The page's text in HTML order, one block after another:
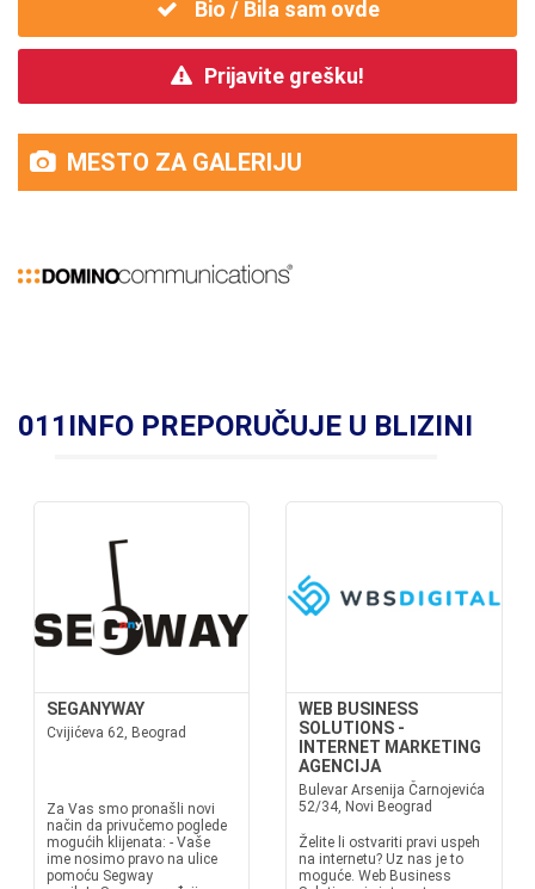
Bio / Bila sam ovde
Prijavite grešku!
MESTO ZA GALERIJU
011INFO PREPORUČUJE U BLIZINI
SEGANYWAY
Cvijićeva 62, Beograd
Za Vas smo pronašli novi
način da privučemo poglede
mogućih klijenata: - Vaše
ime nosimo pravo na ulice
pomoću Segway
WEB BUSINESS
SOLUTIONS -
INTERNET MARKETING
AGENCIJA
Bulevar Arsenija Čarnojevića
52/34, Novi Beograd
Želite li ostvariti pravi uspeh
na internetu? Uz nas je to
moguće. Web Business